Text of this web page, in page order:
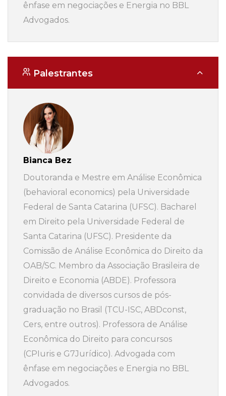
ênfase em negociações e Energia no BBL
Advogados.
Palestrantes
Bianca Bez
Doutoranda e Mestre em Análise Econômica
(behavioral economics) pela Universidade
Federal de Santa Catarina (UFSC). Bacharel
em Direito pela Universidade Federal de
Santa Catarina (UFSC). Presidente da
Comissão de Análise Econômica do Direito da
OAB/SC. Membro da Associação Brasileira de
Direito e Economia (ABDE). Professora
convidada de diversos cursos de pós-
graduação no Brasil (TCU-ISC, ABDconst,
Cers, entre outros). Professora de Análise
Econômica do Direito para concursos
(CPIuris e G7Jurídico). Advogada com
ênfase em negociações e Energia no BBL
Advogados.